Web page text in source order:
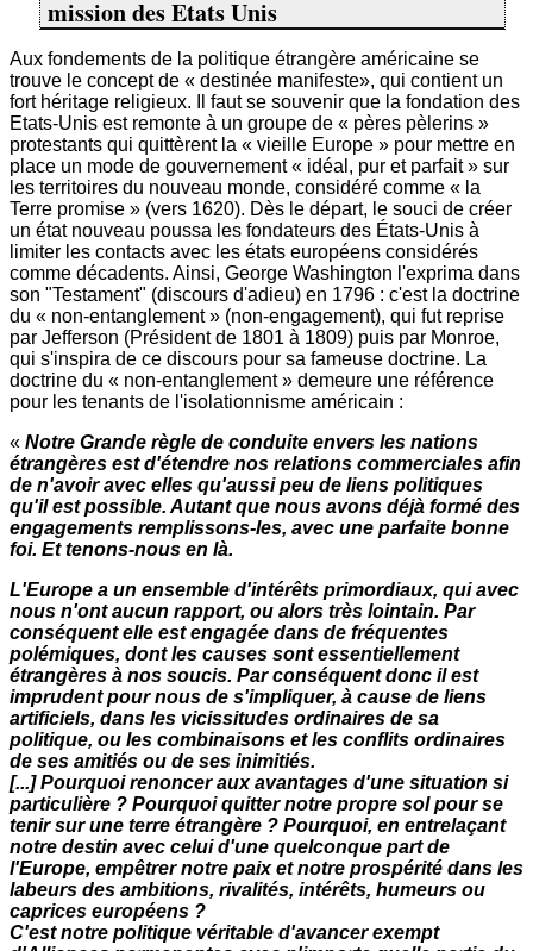
mission des Etats Unis
Aux fondements de la politique étrangère américaine se
trouve le concept de « destinée manifeste», qui contient un
fort héritage religieux. Il faut se souvenir que la fondation des
Etats-Unis est remonte à un groupe de « pères pèlerins »
protestants qui quittèrent la « vieille Europe » pour mettre en
place un mode de gouvernement « idéal, pur et parfait » sur
les territoires du nouveau monde, considéré comme « la
Terre promise » (vers 1620). Dès le départ, le souci de créer
un état nouveau poussa les fondateurs des États-Unis à
limiter les contacts avec les états européens considérés
comme décadents. Ainsi, George Washington l'exprima dans
son "Testament" (discours d'adieu) en 1796 : c'est la doctrine
du « non-entanglement » (non-engagement), qui fut reprise
par Jefferson (Président de 1801 à 1809) puis par Monroe,
qui s'inspira de ce discours pour sa fameuse doctrine. La
doctrine du « non-entanglement » demeure une référence
pour les tenants de l'isolationnisme américain :
« Notre Grande règle de conduite envers les nations
étrangères est d'étendre nos relations commerciales afin
de n'avoir avec elles qu'aussi peu de liens politiques
qu'il est possible. Autant que nous avons déjà formé des
engagements remplissons-les, avec une parfaite bonne
foi. Et tenons-nous en là.
L'Europe a un ensemble d'intérêts primordiaux, qui avec
nous n'ont aucun rapport, ou alors très lointain. Par
conséquent elle est engagée dans de fréquentes
polémiques, dont les causes sont essentiellement
étrangères à nos soucis. Par conséquent donc il est
imprudent pour nous de s'impliquer, à cause de liens
artificiels, dans les vicissitudes ordinaires de sa
politique, ou les combinaisons et les conflits ordinaires
de ses amitiés ou de ses inimitiés.
[...] Pourquoi renoncer aux avantages d'une situation si
particulière ? Pourquoi quitter notre propre sol pour se
tenir sur une terre étrangère ? Pourquoi, en entrelaçant
notre destin avec celui d'une quelconque part de
l'Europe, empêtrer notre paix et notre prospérité dans les
labeurs des ambitions, rivalités, intérêts, humeurs ou
caprices européens ?
C'est notre politique véritable d'avancer exempt